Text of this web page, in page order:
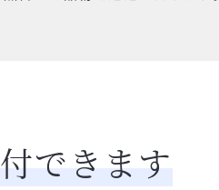
できます